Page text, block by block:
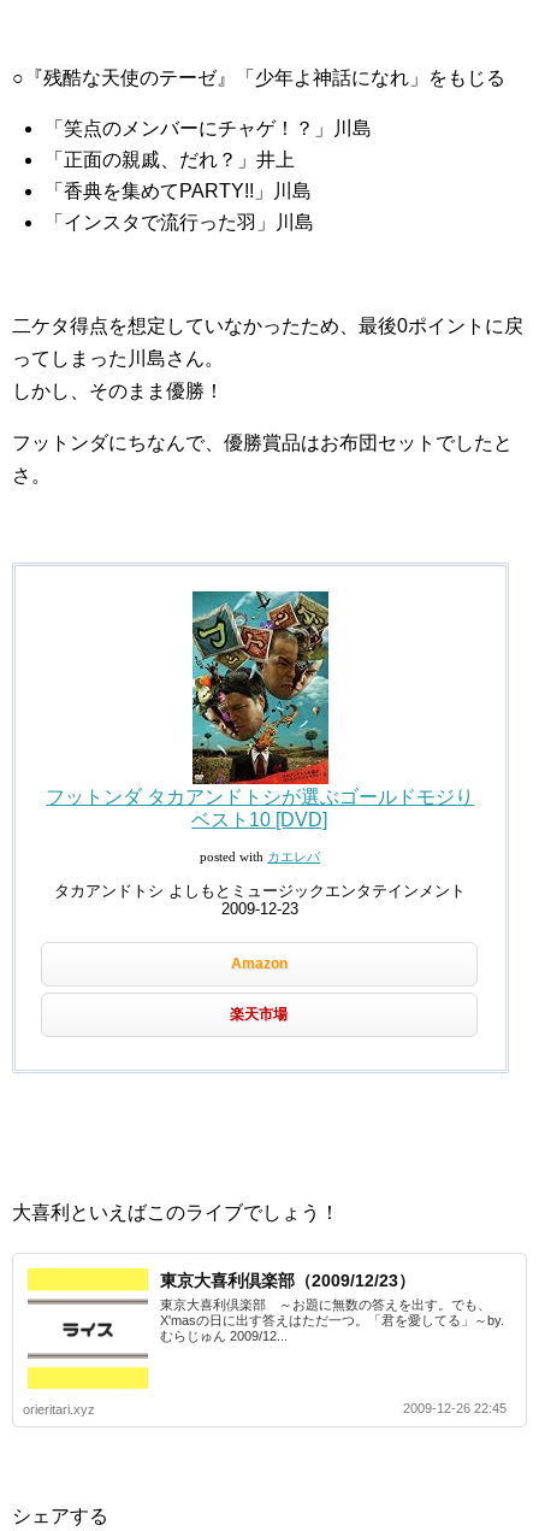
○『残酷な天使のテーゼ』「少年よ神話になれ」をもじる
「笑点のメンバーにチャゲ！？」川島
「正面の親戚、だれ？」井上
「香典を集めてPARTY!!」川島
「インスタで流行った羽」川島
二ケタ得点を想定していなかったため、最後0ポイントに戻
ってしまった川島さん。
しかし、そのまま優勝！
フットンダにちなんで、優勝賞品はお布団セットでしたと
さ。
フットンダ タカアンドトシが選ぶゴールドモジり
ベスト10 [DVD]
posted with カエレバ
タカアンドトシ よしもとミュージックエンタテインメント
2009-12-23
Amazon
楽天市場
大喜利といえばこのライブでしょう！
東京大喜利倶楽部（2009/12/23）
東京大喜利倶楽部 ～お題に無数の答えを出す。でも、
X'masの日に出す答えはただ一つ。「君を愛してる」～by.
むらじゅん 2009/12...
orieritari.xyz 2009-12-26 22:45
シェアする